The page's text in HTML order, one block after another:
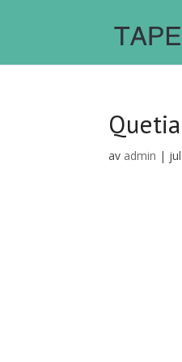
av admin |